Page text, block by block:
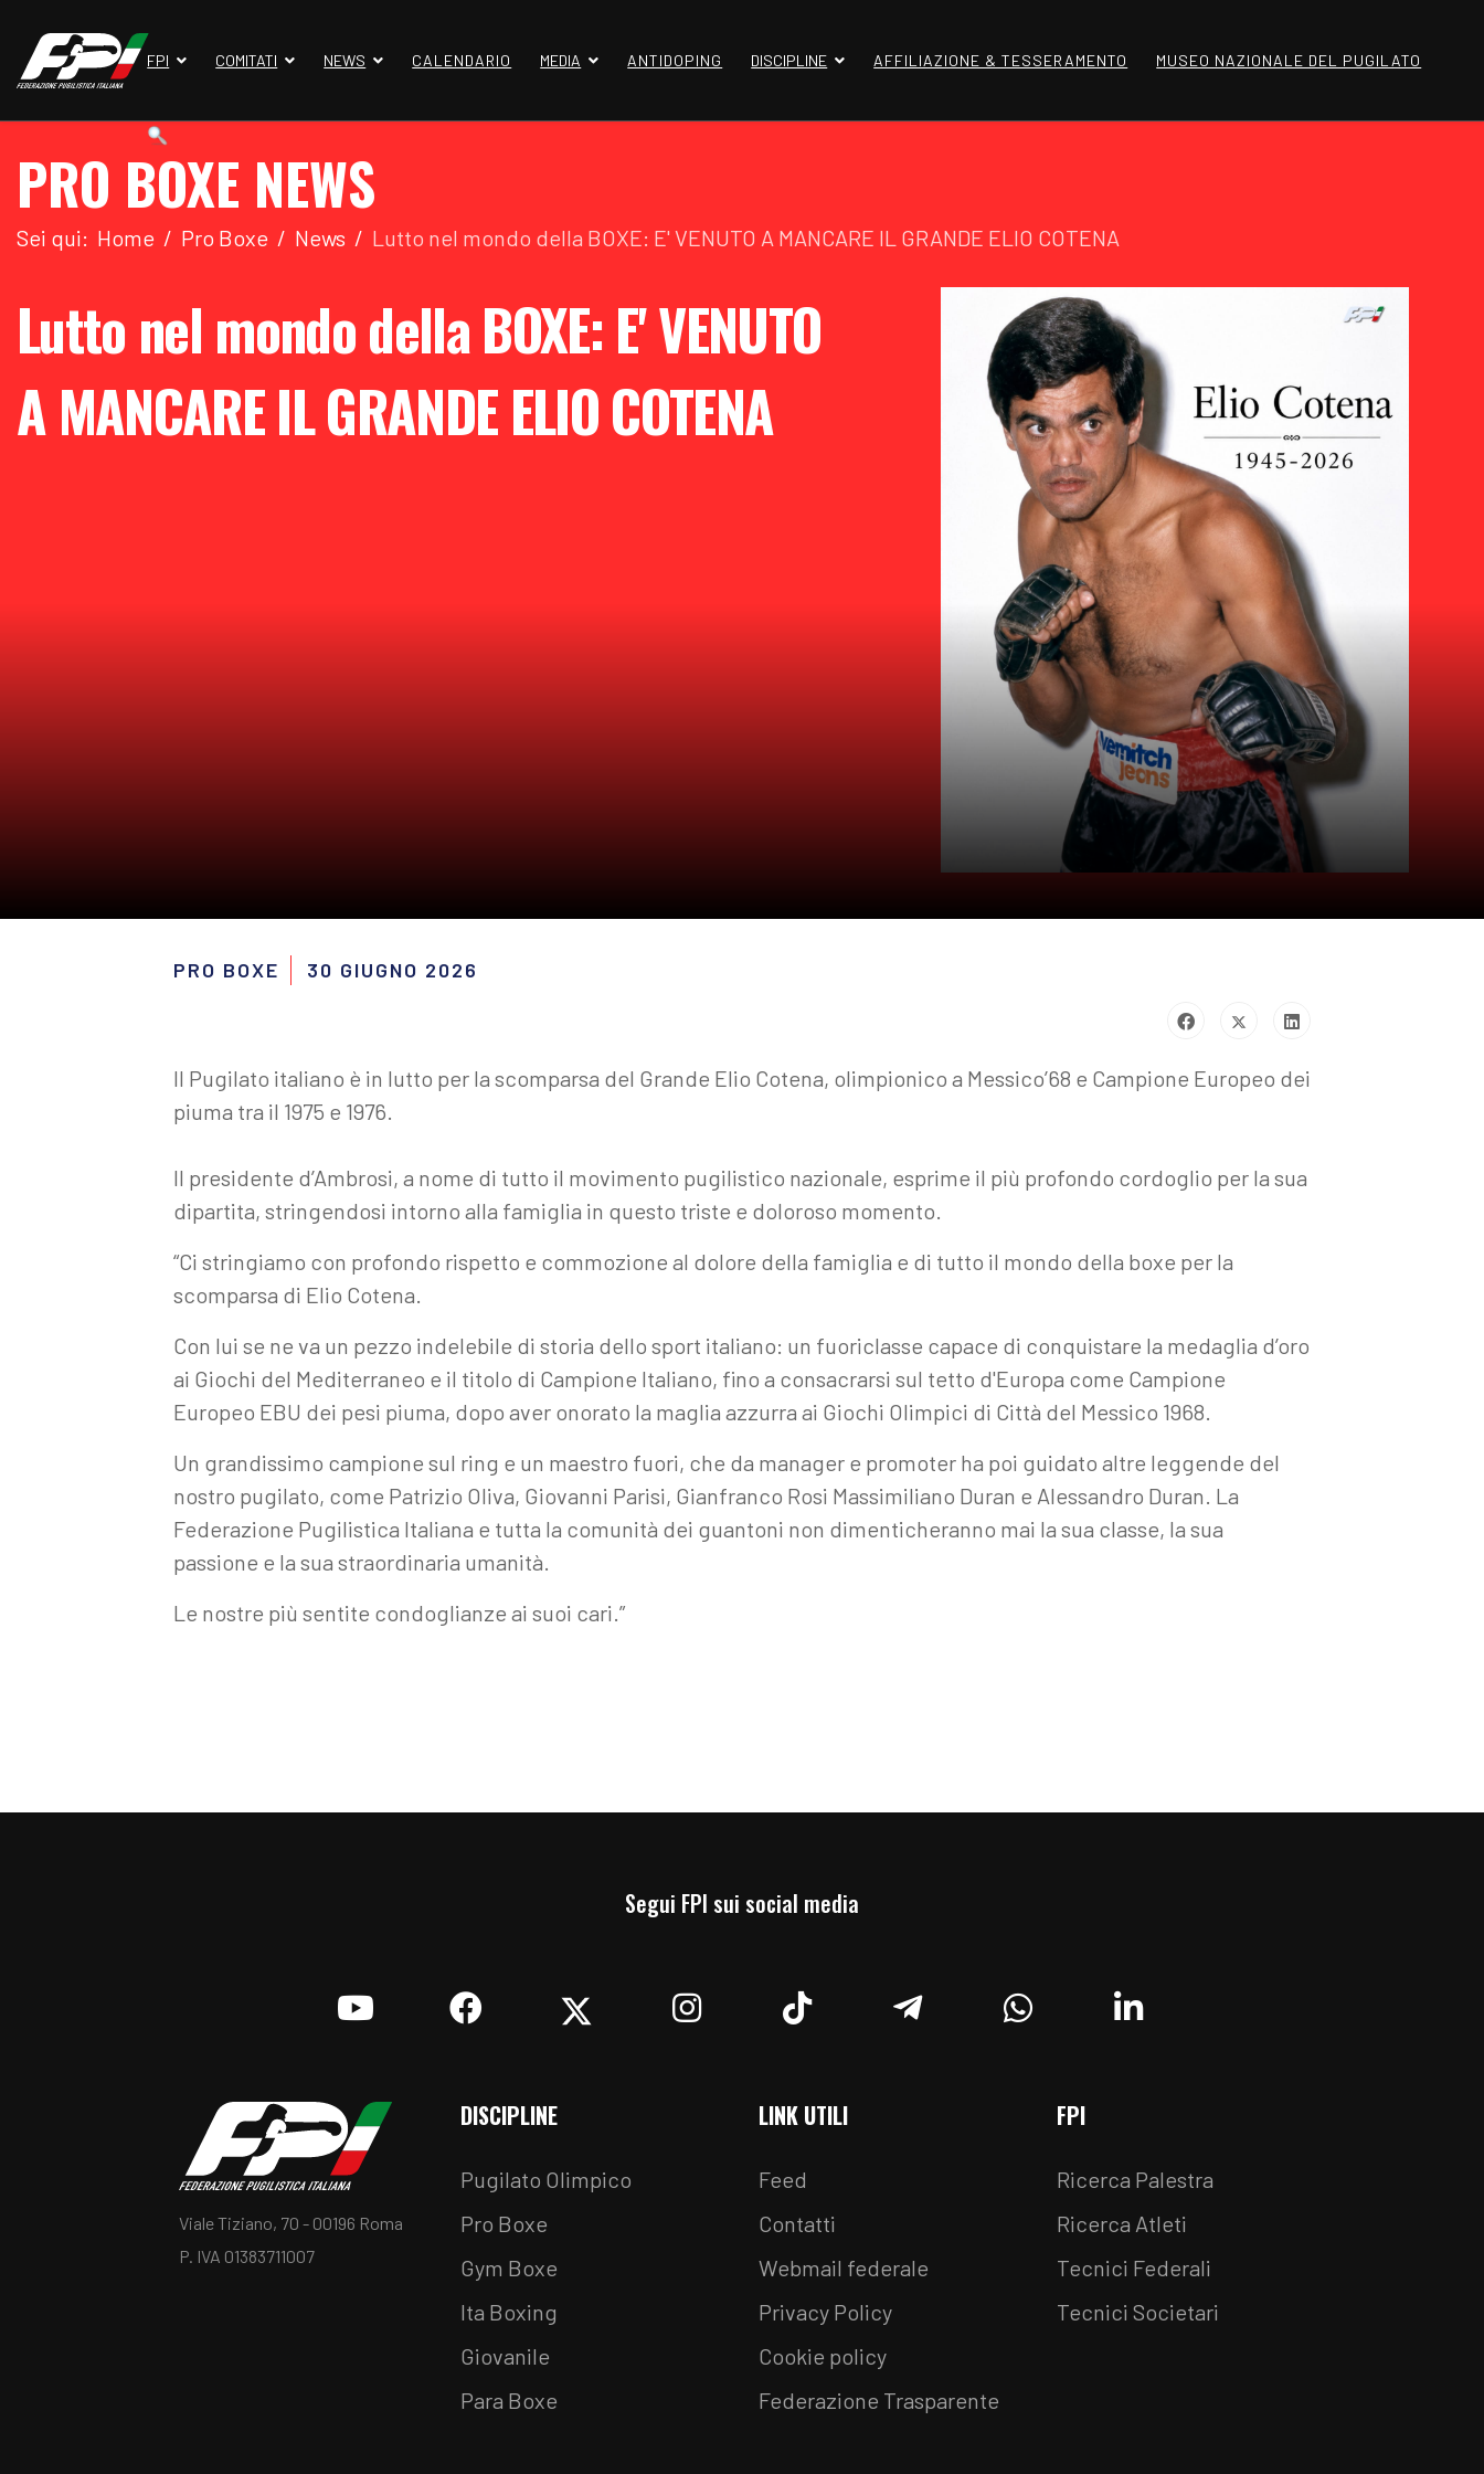
FPI COMITATI NEWS CALENDARIO MEDIA ANTIDOPING DISCIPLINE AFFILIAZIONE & TESSERAMENTO MUSEO NAZIONALE DEL PUGILATO
PRO BOXE NEWS
Sei qui: Home Pro Boxe News Lutto nel mondo della BOXE: E' VENUTO A MANCARE IL GRANDE ELIO COTENA
Lutto nel mondo della BOXE: E' VENUTO
A MANCARE IL GRANDE ELIO COTENA
PRO BOXE 30 GIUGNO 2026
Il Pugilato italiano è in lutto per la scomparsa del Grande Elio Cotena, olimpionico a Messico’68 e Campione Europeo dei
piuma tra il 1975 e 1976.
Il presidente d’Ambrosi, a nome di tutto il movimento pugilistico nazionale, esprime il più profondo cordoglio per la sua
dipartita, stringendosi intorno alla famiglia in questo triste e doloroso momento.
“Ci stringiamo con profondo rispetto e commozione al dolore della famiglia e di tutto il mondo della boxe per la
scomparsa di Elio Cotena.
Con lui se ne va un pezzo indelebile di storia dello sport italiano: un fuoriclasse capace di conquistare la medaglia d’oro
ai Giochi del Mediterraneo e il titolo di Campione Italiano, fino a consacrarsi sul tetto d'Europa come Campione
Europeo EBU dei pesi piuma, dopo aver onorato la maglia azzurra ai Giochi Olimpici di Città del Messico 1968.
Un grandissimo campione sul ring e un maestro fuori, che da manager e promoter ha poi guidato altre leggende del
nostro pugilato, come Patrizio Oliva, Giovanni Parisi, Gianfranco Rosi Massimiliano Duran e Alessandro Duran. La
Federazione Pugilistica Italiana e tutta la comunità dei guantoni non dimenticheranno mai la sua classe, la sua
passione e la sua straordinaria umanità.
Le nostre più sentite condoglianze ai suoi cari.”
Segui FPI sui social media
Viale Tiziano, 70 - 00196 Roma
P. IVA 01383711007
DISCIPLINE
Pugilato Olimpico
Pro Boxe
Gym Boxe
Ita Boxing
Giovanile
Para Boxe
LINK UTILI
Feed
Contatti
Webmail federale
Privacy Policy
Cookie policy
Federazione Trasparente
FPI
Ricerca Palestra
Ricerca Atleti
Tecnici Federali
Tecnici Societari